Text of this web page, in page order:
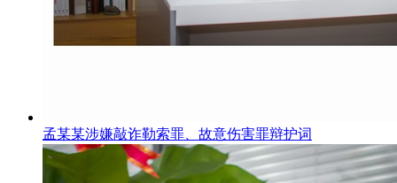
孟某某涉嫌敲诈勒索罪、故意伤害罪辩护词